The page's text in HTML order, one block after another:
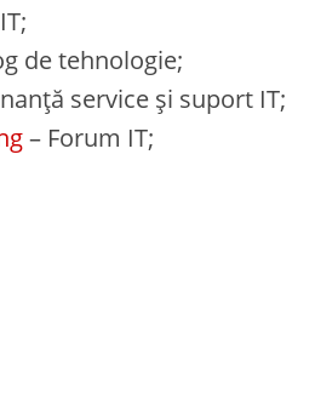
de tehnologie;
service și suport IT;
– Forum IT;